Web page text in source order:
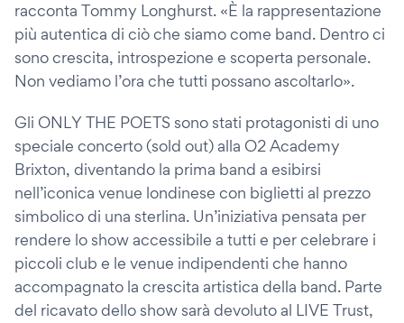
racconta Tommy Longhurst. «È la rappresentazione
più autentica di ciò che siamo come band. Dentro ci
sono crescita, introspezione e scoperta personale.
Non vediamo l’ora che tutti possano ascoltarlo».
Gli ONLY THE POETS sono stati protagonisti di uno
speciale concerto (sold out) alla O2 Academy
Brixton, diventando la prima band a esibirsi
nell’iconica venue londinese con biglietti al prezzo
simbolico di una sterlina. Un’iniziativa pensata per
rendere lo show accessibile a tutti e per celebrare i
piccoli club e le venue indipendenti che hanno
accompagnato la crescita artistica della band. Parte
del ricavato dello show sarà devoluto al LIVE Trust,